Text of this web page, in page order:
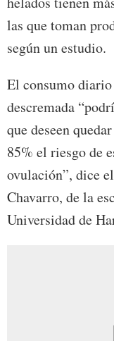
las que toman
según un estudio.
El consumo
descremada
que deseen
85% el riesgo de
ovulación”, dice
Chavarro, de la
Universidad de